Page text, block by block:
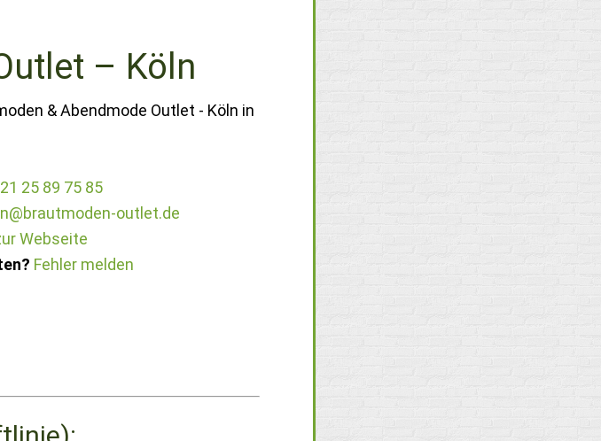
– Köln
& Abendmode Outlet - Köln in
25 89 75 85
outlet.de
Webseite
Fehler melden